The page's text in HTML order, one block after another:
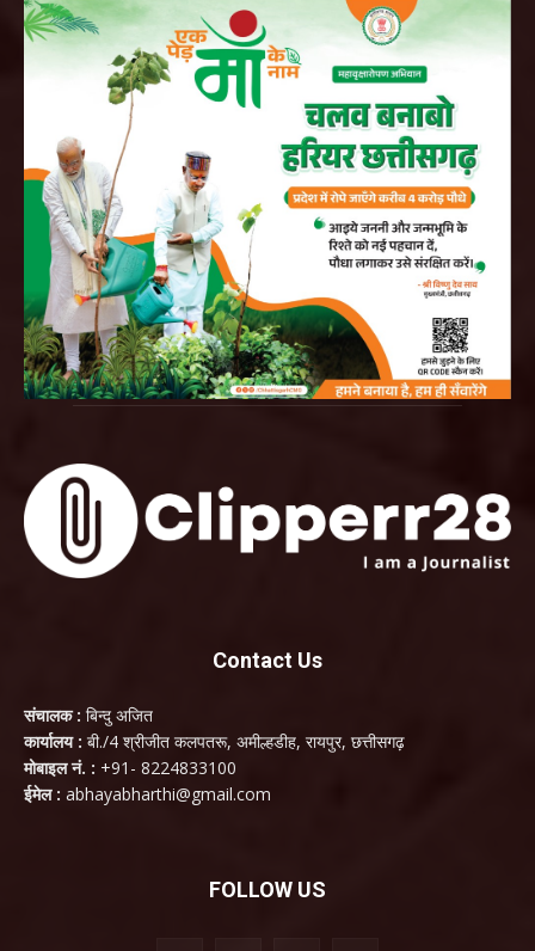
Contact Us
संचालक : बिन्दु अजित
कार्यालय : बी./4 श्रीजीत कलपतरू, अमील्हडीह, रायपुर, छत्तीसगढ़
मोबाइल नं. : +91- 8224833100
ईमेल : abhayabharthi@gmail.com
FOLLOW US